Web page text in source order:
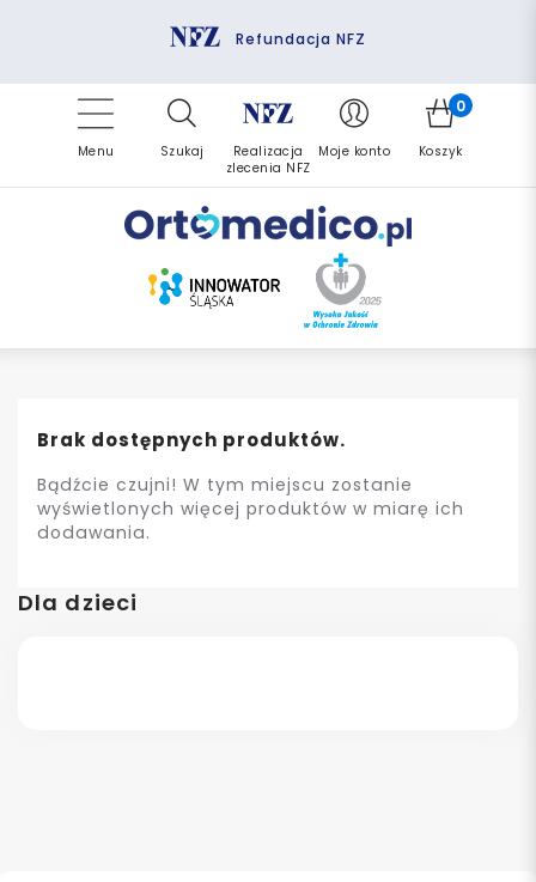
Darmowa dostawa
Pomoc fizjoterapeuty
Finansowanie PFRON
Refundacja NFZ
Zrealizuj zlecenie ponownie
Menu Szukaj
Realizacja
zlecenia NFZ
Moje konto
0
Koszyk
Dla dzieci
Brak dostępnych produktów.
Bądźcie czujni! W tym miejscu zostanie
wyświetlonych więcej produktów w miarę ich
dodawania.